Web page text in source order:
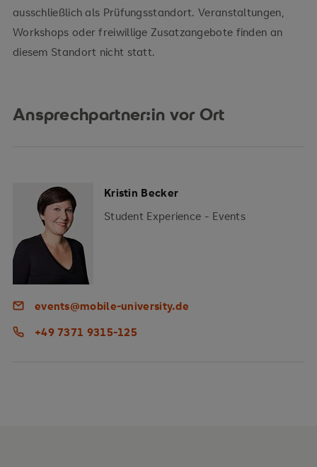
ausschließlich als Prüfungsstandort. Veranstaltungen,
Workshops oder freiwillige Zusatzangebote finden an
diesem Standort nicht statt.
Ansprechpartner:in vor Ort
Kristin Becker
Student Experience - Events
events@mobile-university.de
+49 7371 9315-125